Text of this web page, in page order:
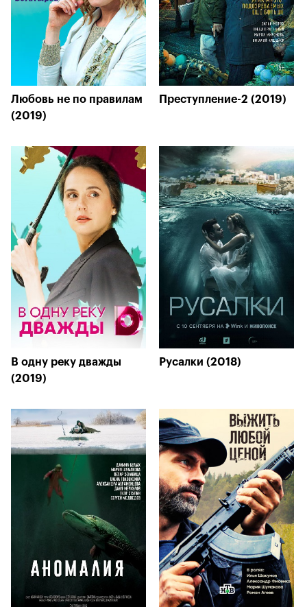
Любовь не по правилам
(2019)
Преступление-2 (2019)
В одну реку дважды
(2019)
Русалки (2018)